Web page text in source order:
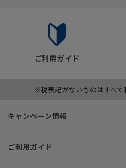
ご利用ガイド
※税表記がないものはすべ
キャンペーン情報
ご利用ガイド